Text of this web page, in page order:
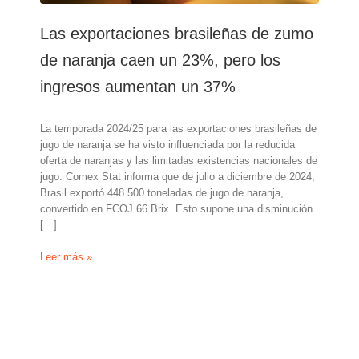
Las exportaciones brasileñas de zumo
de naranja caen un 23%, pero los
ingresos aumentan un 37%
La temporada 2024/25 para las exportaciones brasileñas de
jugo de naranja se ha visto influenciada por la reducida
oferta de naranjas y las limitadas existencias nacionales de
jugo. Comex Stat informa que de julio a diciembre de 2024,
Brasil exportó 448.500 toneladas de jugo de naranja,
convertido en FCOJ 66 Brix. Esto supone una disminución
[…]
Las
Leer más »